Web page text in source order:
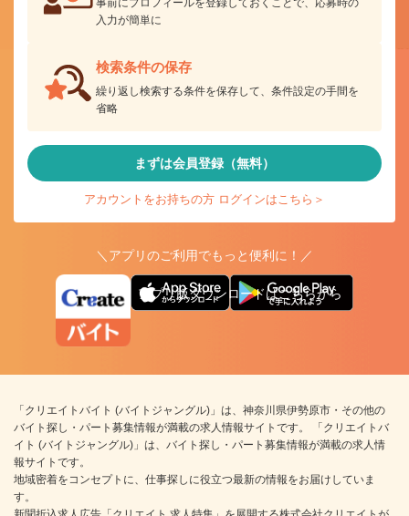
事前にプロフィールを登録しておくことで、応募時の
入力が簡単に
検索条件の保存
繰り返し検索する条件を保存して、条件設定の手間を
省略
まずは会員登録（無料）
アカウントをお持ちの方 ログインはこちら＞
＼アプリのご利用でもっと便利に！／
アプリ版ダウンロードはこちらから
「クリエイトバイト (バイトジャングル)」は、神奈川県伊勢原市・その他の
バイト探し・パート募集情報が満載の求人情報サイトです。 「クリエイトバ
イト (バイトジャングル)」は、バイト探し・パート募集情報が満載の求人情
報サイトです。
地域密着をコンセプトに、仕事探しに役立つ最新の情報をお届けしていま
す。